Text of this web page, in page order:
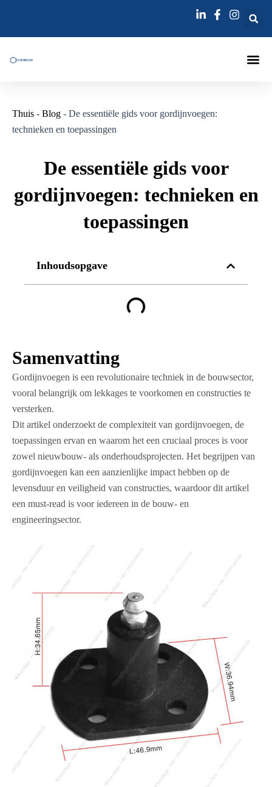
de
inhoud
Thuis - Blog - De essentiële gids voor gordijnvoegen:
technieken en toepassingen
De essentiële gids voor
gordijnvoegen: technieken en
toepassingen
Inhoudsopgave
Samenvatting
Gordijnvoegen is een revolutionaire techniek in de bouwsector,
vooral belangrijk om lekkages te voorkomen en constructies te
versterken.
Dit artikel onderzoekt de complexiteit van gordijnvoegen, de
toepassingen ervan en waarom het een cruciaal proces is voor
zowel nieuwbouw- als onderhoudsprojecten. Het begrijpen van
gordijnvoegen kan een aanzienlijke impact hebben op de
levensduur en veiligheid van constructies, waardoor dit artikel
een must-read is voor iedereen in de bouw- en
engineeringsector.